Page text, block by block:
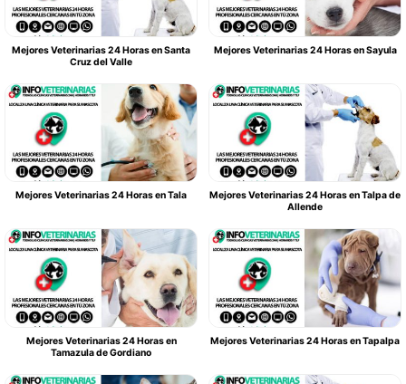
Mejores Veterinarias 24 Horas en Santa
Cruz del Valle
Mejores Veterinarias 24 Horas en Sayula
Mejores Veterinarias 24 Horas en Tala
Mejores Veterinarias 24 Horas en Talpa de
Allende
Mejores Veterinarias 24 Horas en
Tamazula de Gordiano
Mejores Veterinarias 24 Horas en Tapalpa